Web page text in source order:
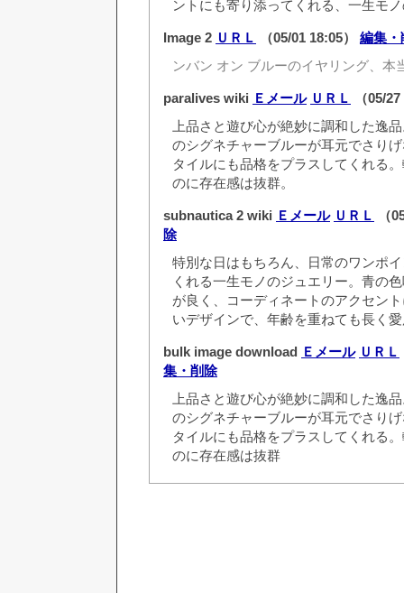
ントにも寄り添ってくれる、一生モ
Image 2 ＵＲＬ （05/01 18:05） 編集・
ンバン オン ブルーのイヤリング、本
paralives wiki Ｅメール ＵＲＬ
（05/
上品さと遊び心が絶妙に調和した逸
のシグネチャーブルーが耳元でさり
タイルにも品格をプラスしてくれる
のに存在感は抜群。
subnautica 2 wiki Ｅメール ＵＲＬ
（
除
特別な日はもちろん、日常のワンポ
くれる一生モノのジュエリー。青の
が良く、コーディネートのアクセン
いデザインで、年齢を重ねても長く
bulk image download Ｅメール ＵＲＬ
集・削除
上品さと遊び心が絶妙に調和した逸
のシグネチャーブルーが耳元でさり
タイルにも品格をプラスしてくれる
のに存在感は抜群